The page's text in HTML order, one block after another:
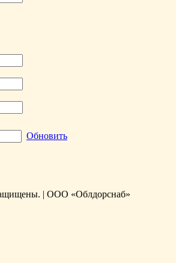
Обновить
| ООО «Облдорснаб»